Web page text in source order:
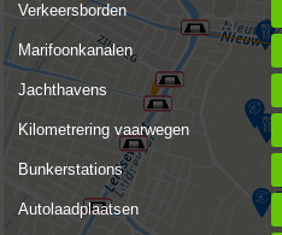
Verkeersborden
Marifoonkanalen
Jachthavens
Kilometrering vaarwegen
Bunkerstations
Autolaadplaatsen